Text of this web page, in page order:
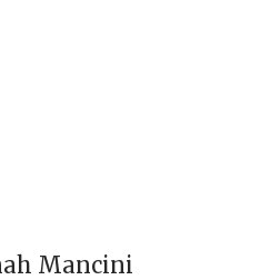
Mancini